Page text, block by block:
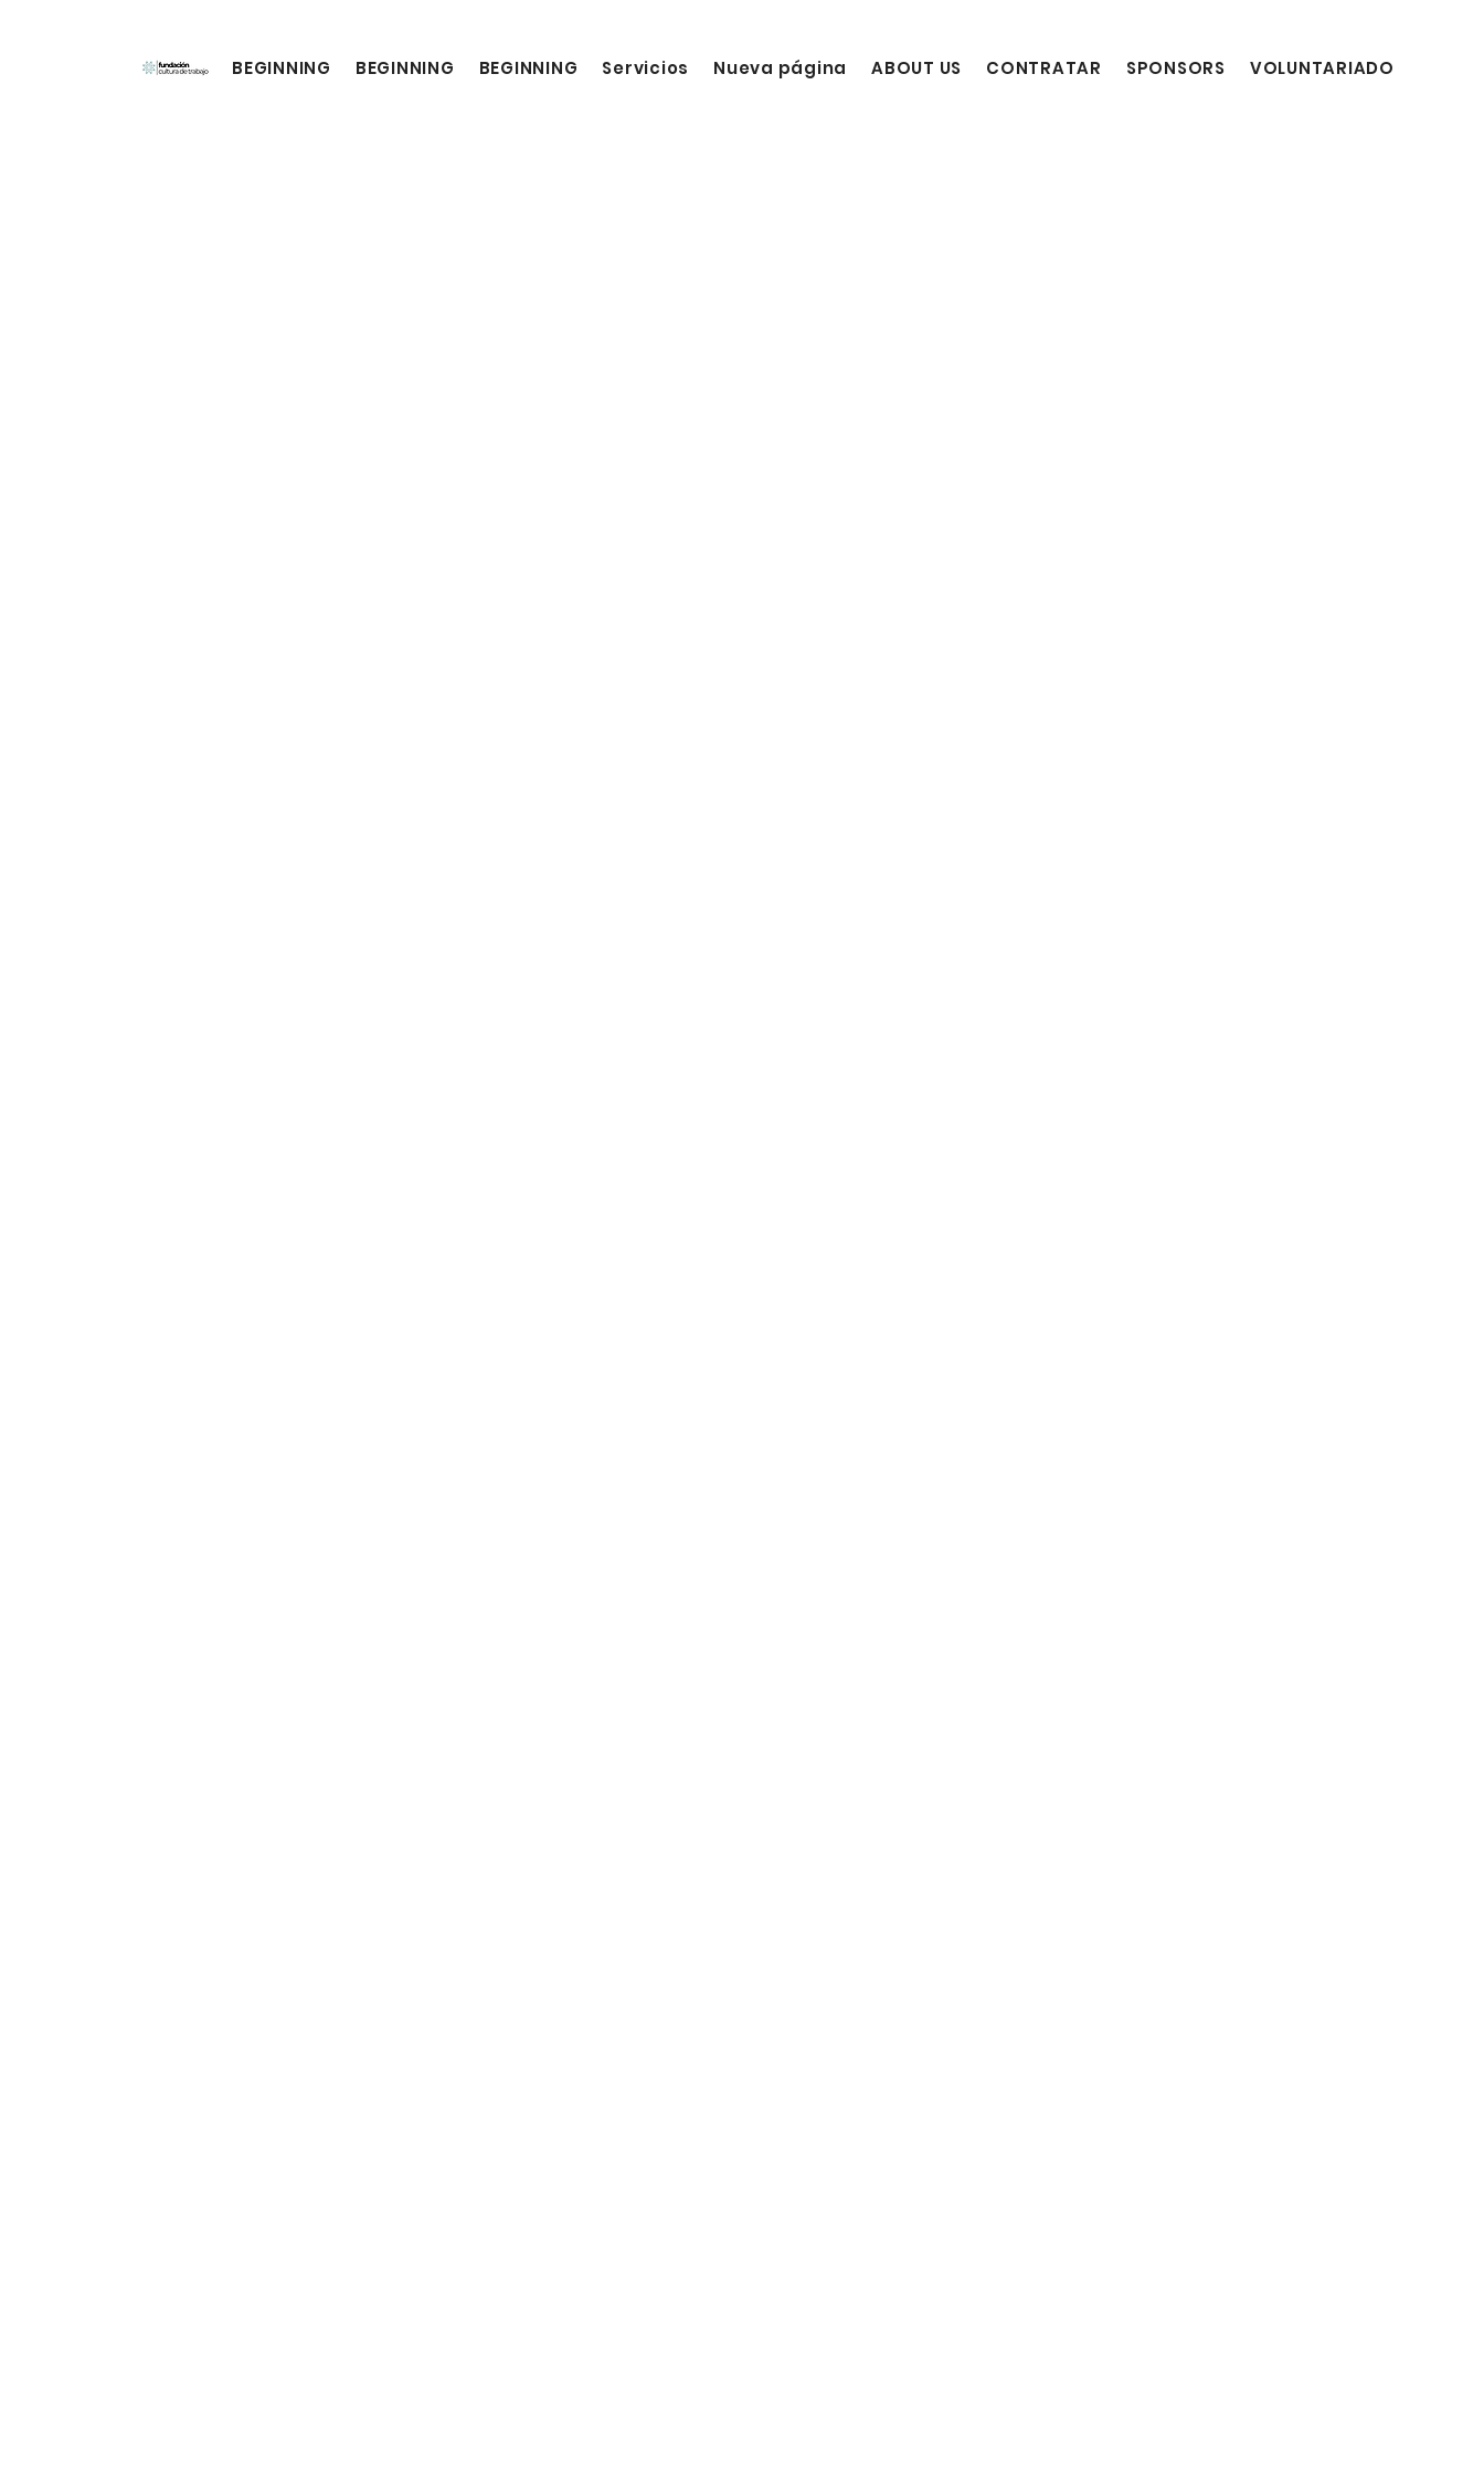
BEGINNING BEGINNING BEGINNING Servicios Nueva página ABOUT US CONTRATAR SPONSORS VOLUNTARIADO